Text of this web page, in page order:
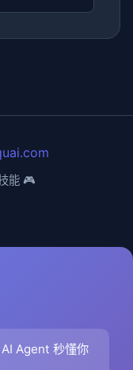
能 🎮
Agent 秒懂你